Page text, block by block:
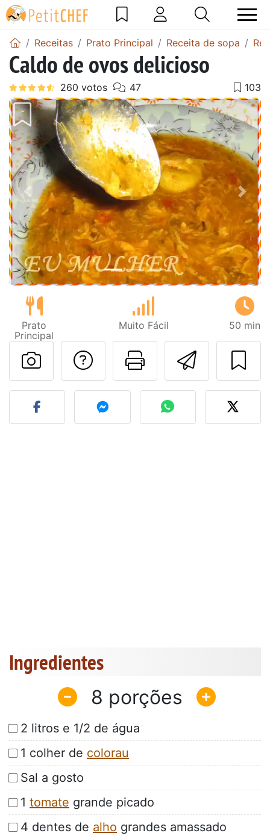
Receitas Prato Principal Receita de sopa
Caldo de ovos delicioso
Anterior Next
Prato
Principal
Muito Fácil 50 min
Imprima
Falar com o autor
Fez esta receita?
Ingredientes
8
2 litros e 1/2 de água
1 colher de colorau
Sal a gosto
1 tomate grande picado
4 dentes de alho grandes amassado